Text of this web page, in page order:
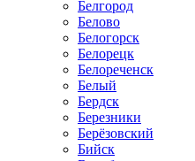
Белгород
Белово
Белогорск
Белорецк
Белореченск
Белый
Бердск
Березники
Берёзовский
Бийск